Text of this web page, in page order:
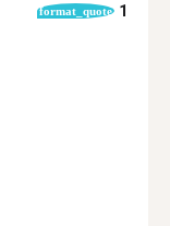
format_quote 1